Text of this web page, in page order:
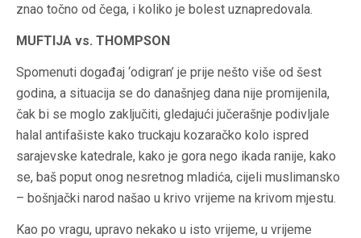
znao točno od čega, i koliko je bolest uznapredovala.
MUFTIJA vs. THOMPSON
Spomenuti događaj ‘odigran’ je prije nešto više od šest
godina, a situacija se do današnjeg dana nije promijenila,
čak bi se moglo zaključiti, gledajući jučerašnje podivljale
halal antifašiste kako truckaju kozaračko kolo ispred
sarajevske katedrale, kako je gora nego ikada ranije, kako
se, baš poput onog nesretnog mladića, cijeli muslimansko
– bošnjački narod našao u krivo vrijeme na krivom mjestu.
Kao po vragu, upravo nekako u isto vrijeme, u vrijeme